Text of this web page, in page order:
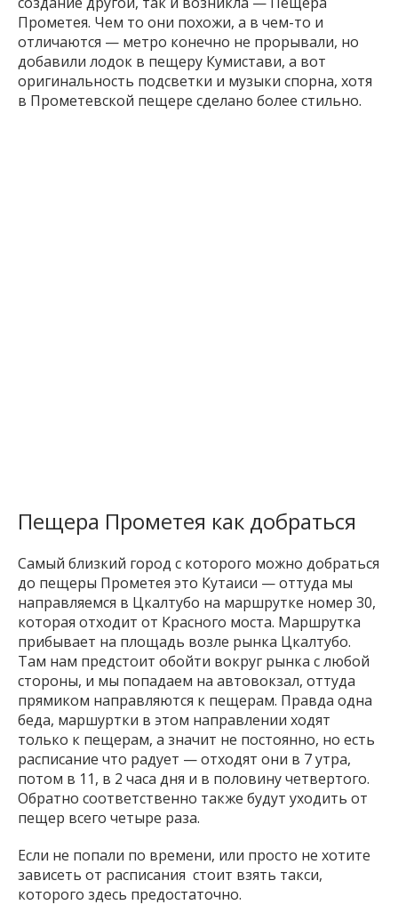
Прометея. Чем то они похожи, а в чем-то и
отличаются — метро конечно не прорывали, но
добавили лодок в пещеру Кумистави, а вот
оригинальность подсветки и музыки спорна, хотя
в Прометевской пещере сделано более стильно.
Пещера Прометея как добраться
Самый близкий город с которого можно добраться
до пещеры Прометея это Кутаиси — оттуда мы
направляемся в Цкалтубо на маршрутке номер 30,
которая отходит от Красного моста. Маршрутка
прибывает на площадь возле рынка Цкалтубо.
Там нам предстоит обойти вокруг рынка с любой
стороны, и мы попадаем на автовокзал, оттуда
прямиком направляются к пещерам. Правда одна
беда, маршуртки в этом направлении ходят
только к пещерам, а значит не постоянно, но есть
расписание что радует — отходят они в 7 утра,
потом в 11, в 2 часа дня и в половину четвертого.
Обратно соответственно также будут уходить от
пещер всего четыре раза.
Если не попали по времени, или просто не хотите
зависеть от расписания стоит взять такси,
которого здесь предостаточно.